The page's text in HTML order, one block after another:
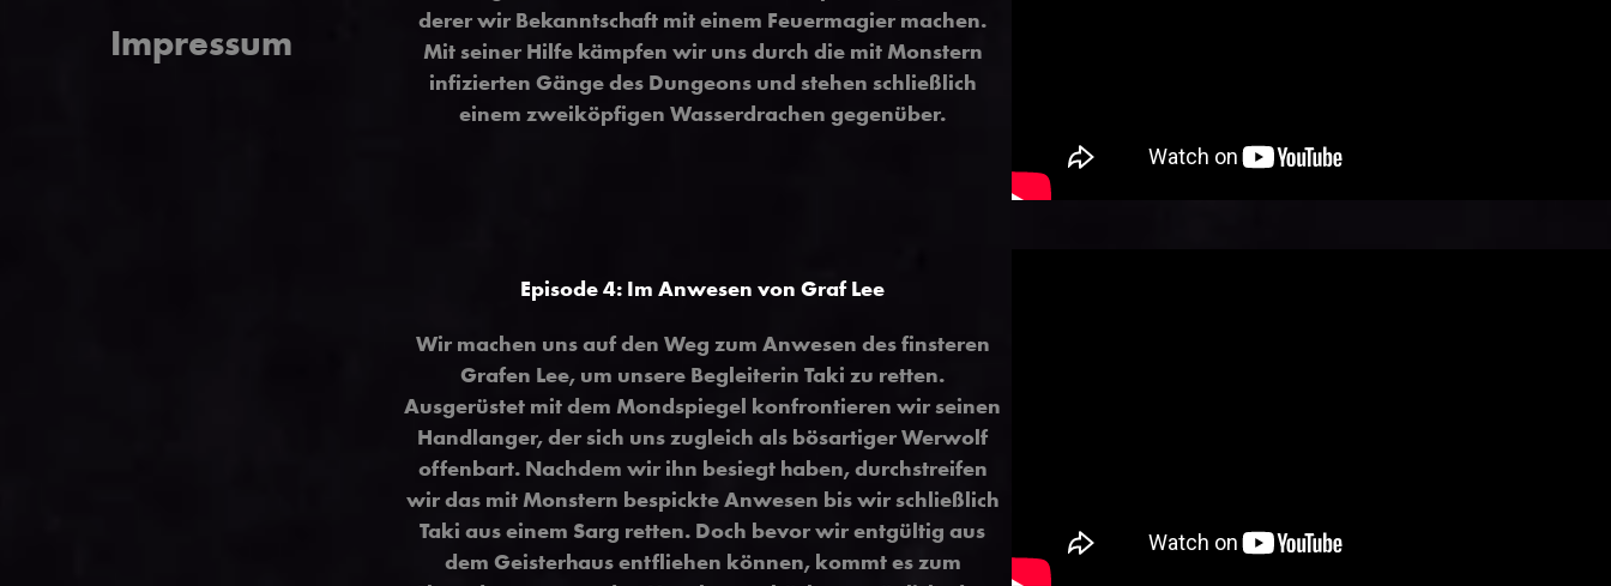
Impressum
derer wir Bekanntschaft mit einem Feuermagier machen.
Mit seiner Hilfe kämpfen wir uns durch die mit Monstern
infizierten Gänge des Dungeons und stehen schließlich
einem zweiköpfigen Wasserdrachen gegenüber.
Episode 4: Im Anwesen von Graf Lee
Wir machen uns auf den Weg zum Anwesen des finsteren
Grafen Lee, um unsere Begleiterin Taki zu retten.
Ausgerüstet mit dem Mondspiegel konfrontieren wir seinen
Handlanger, der sich uns zugleich als bösartiger Werwolf
offenbart. Nachdem wir ihn besiegt haben, durchstreifen
wir das mit Monstern bespickte Anwesen bis wir schließlich
Taki aus einem Sarg retten. Doch bevor wir entgültig aus
dem Geisterhaus entfliehen können, kommt es zum